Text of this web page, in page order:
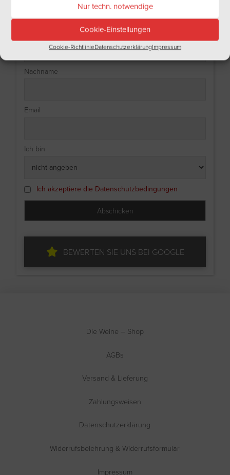
Nur techn. notwendige
Cookie-Einstellungen
Cookie-RichtlinieDatenschutzerklärungImpressum
Haben Sie Lust auf regelmäßige Informationen aus der Welt des Weins?
Tragen Sie sich doch gleich in unseren Newsletter ein!
Nachname
Email
Ich bin
Ich akzeptiere die Datenschutzbedingungen
BEWERTEN SIE UNS BEI GOOGLE
Die Weine – Shop
AGBs
Versand & Lieferung
Zahlungsweisen
Datenschutzerklärung
Widerrufsbelehrung & Widerrufsformular
Impressum